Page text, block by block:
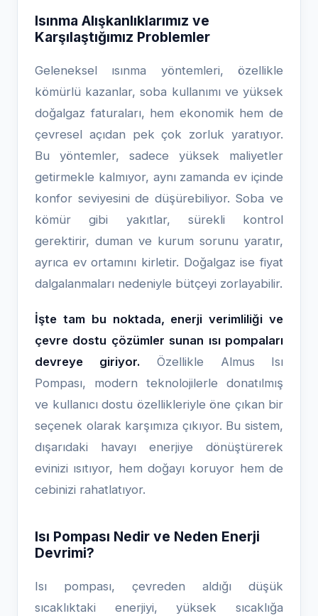
Isınma Alışkanlıklarımız ve
Karşılaştığımız Problemler
Geleneksel ısınma yöntemleri, özellikle
kömürlü kazanlar, soba kullanımı ve yüksek
doğalgaz faturaları, hem ekonomik hem de
çevresel açıdan pek çok zorluk yaratıyor.
Bu yöntemler, sadece yüksek maliyetler
getirmekle kalmıyor, aynı zamanda ev içinde
konfor seviyesini de düşürebiliyor. Soba ve
kömür gibi yakıtlar, sürekli kontrol
gerektirir, duman ve kurum sorunu yaratır,
ayrıca ev ortamını kirletir. Doğalgaz ise fiyat
dalgalanmaları nedeniyle bütçeyi zorlayabilir.
İşte tam bu noktada, enerji verimliliği ve
çevre dostu çözümler sunan ısı pompaları
devreye giriyor. Özellikle Almus Isı
Pompası, modern teknolojilerle donatılmış
ve kullanıcı dostu özellikleriyle öne çıkan bir
seçenek olarak karşımıza çıkıyor. Bu sistem,
dışarıdaki havayı enerjiye dönüştürerek
evinizi ısıtıyor, hem doğayı koruyor hem de
cebinizi rahatlatıyor.
Isı Pompası Nedir ve Neden Enerji
Devrimi?
Isı pompası, çevreden aldığı düşük
sıcaklıktaki enerjiyi, yüksek sıcaklığa